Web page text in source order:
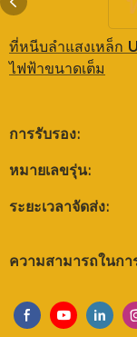
ที่หนีบลำแสงเหล็ก
ไฟฟ้าขนาดเต็ม
การรับรอง:
หมายเลขรุ่น:
ระยะเวลาจัดส่ง:
ความสามารถในกา